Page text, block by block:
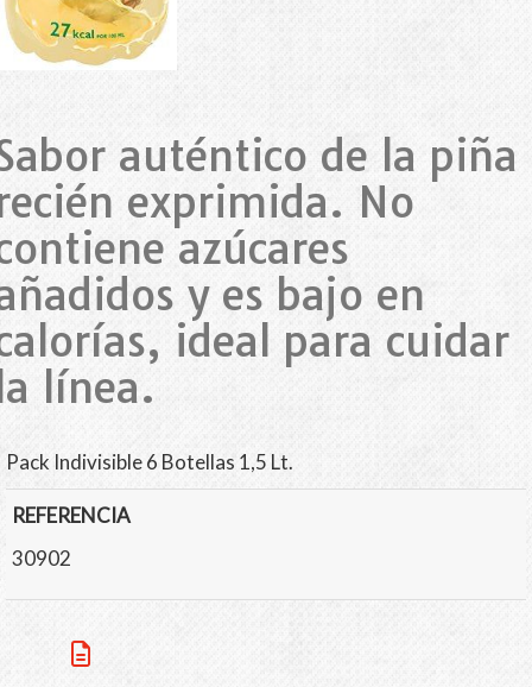
auténtico de la piña
exprimida. No
azúcares
y es bajo en
ideal para cuidar
línea.
Pack Indivisible 6 Botellas 1,5 Lt.
REFERENCIA
30902